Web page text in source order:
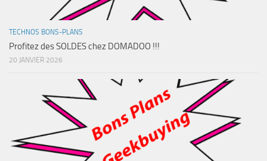
TECHNOS BONS-PLANS
Profitez des SOLDES chez DOMADOO !!!
20 JANVIER 2026